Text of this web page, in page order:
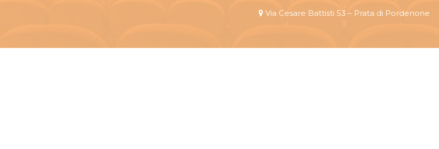
Via Cesare Battisti 53 – Prata di Pordenone